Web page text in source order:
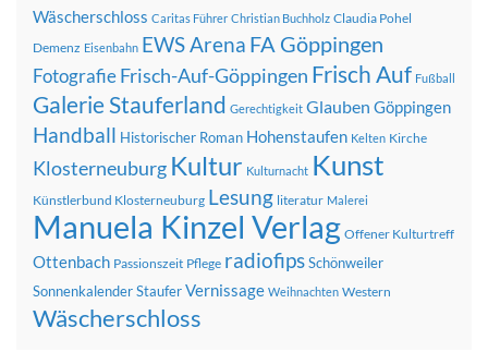
Wäscherschloss Caritas Führer Christian Buchholz Claudia Pohel
Demenz Eisenbahn EWS Arena FA Göppingen
FotografieFrisch-Auf-Göppingen Frisch Auf Fußball
Galerie Stauferland Gerechtigkeit Glauben Göppingen
Handball Historischer Roman Hohenstaufen Kelten Kirche
Klosterneuburg Kultur Kulturnacht Kunst
Künstlerbund Klosterneuburg Lesung literatur Malerei
Manuela Kinzel Verlag Offener Kulturtreff
Ottenbach Passionszeit Pflege radiofipsSchönweiler
SonnenkalenderStauferVernissage Weihnachten Western
Wäscherschloss